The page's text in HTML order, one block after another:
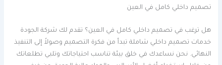
تصميم داخلي كامل في العين
هل ترغب في تصميم داخلي كامل في العين؟ تقدم لك شركة الجودة
خدمات تصميم داخلي شاملة تبدأ من فكرة التصميم وصولاً إلى التنفيذ
النهائي. نحن نساعدك في خلق بيئة تناسب احتياجاتك وتلبي تطلعاتك